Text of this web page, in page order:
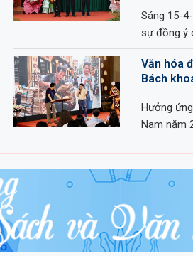
Sáng 15-
sự đồng ý
Văn hóa
Bách
Hưởng
Nam năm